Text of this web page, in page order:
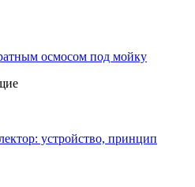
осмосом под мойку
устройство, принцип